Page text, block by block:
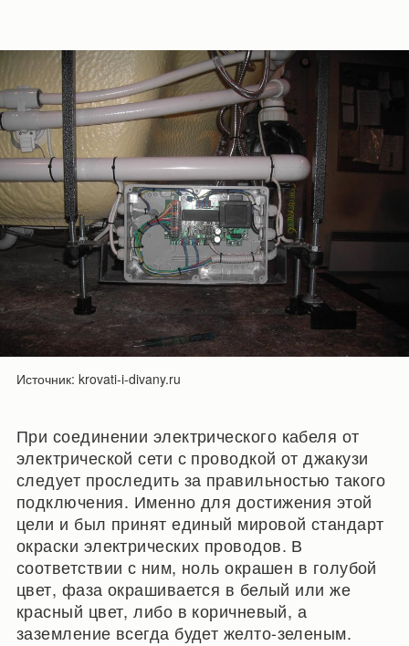
Источник: krovati-i-divany.ru
При соединении электрического кабеля от
электрической сети с проводкой от джакузи
следует проследить за правильностью такого
подключения. Именно для достижения этой
цели и был принят единый мировой стандарт
окраски электрических проводов. В
соответствии с ним, ноль окрашен в голубой
цвет, фаза окрашивается в белый или же
красный цвет, либо в коричневый, а
заземление всегда будет желто-зеленым.